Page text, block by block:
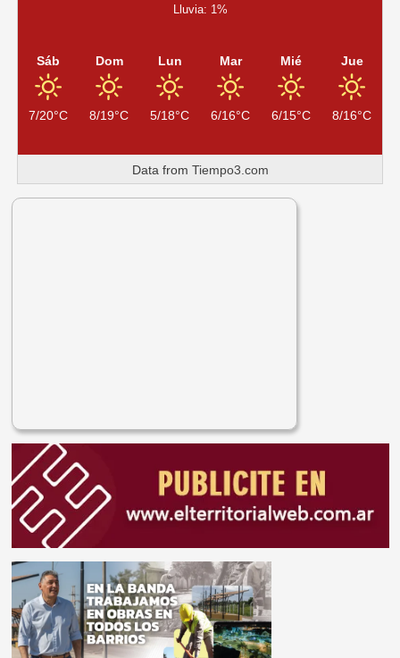
Lluvia: 1%
Sáb
7/20°C
Dom
8/19°C
Lun
5/18°C
Mar
6/16°C
Mié
6/15°C
Jue
8/16°C
Data from Tiempo3.com